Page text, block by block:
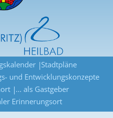
Stadtpläne
und Entwicklungskonzepte
... als Gastgeber
Erinnerungsort